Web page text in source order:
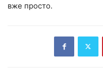
вже просто.